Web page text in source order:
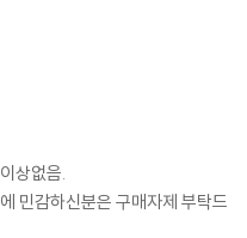
상없음.
민감하신분은 구매자제 부탁드